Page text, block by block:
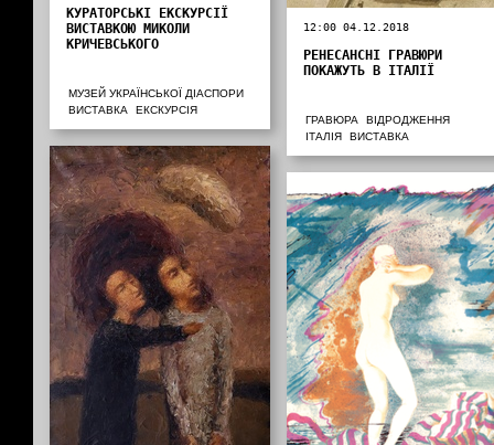
КУРАТОРСЬКІ ЕКСКУРСІЇ
ВИСТАВКОЮ МИКОЛИ
КРИЧЕВСЬКОГО
МУЗЕЙ УКРАЇНСЬКОЇ ДІАСПОРИ
ВИСТАВКА
ЕКСКУРСІЯ
12:00 04.12.2018
РЕНЕСАНСНІ ГРАВЮРИ
ПОКАЖУТЬ В ІТАЛІЇ
ГРАВЮРА
ВІДРОДЖЕННЯ
ІТАЛІЯ
ВИСТАВКА